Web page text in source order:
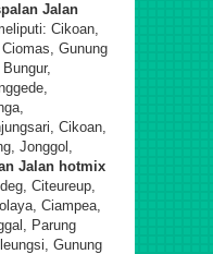
Jalan
Cikoan,
Gunung
Cikoan,
Jonggol,
Jalan hotmix
Citeureup,
Ciampea,
Parung
Gunung